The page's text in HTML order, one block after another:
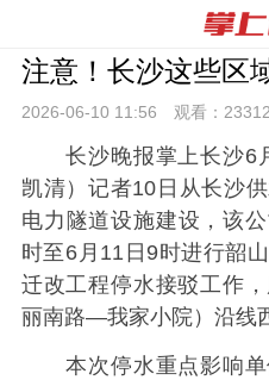
注意！长沙这些区
2026-06-10 11:56 观看： 23312
长沙晚报掌上长沙6
凯清）记者10日从长沙
电力隧道设施建设，该
时至6月11日9时进行韶
迁改工程停水接驳工作
丽南路—我家小院）沿线
本次停水重点影响单